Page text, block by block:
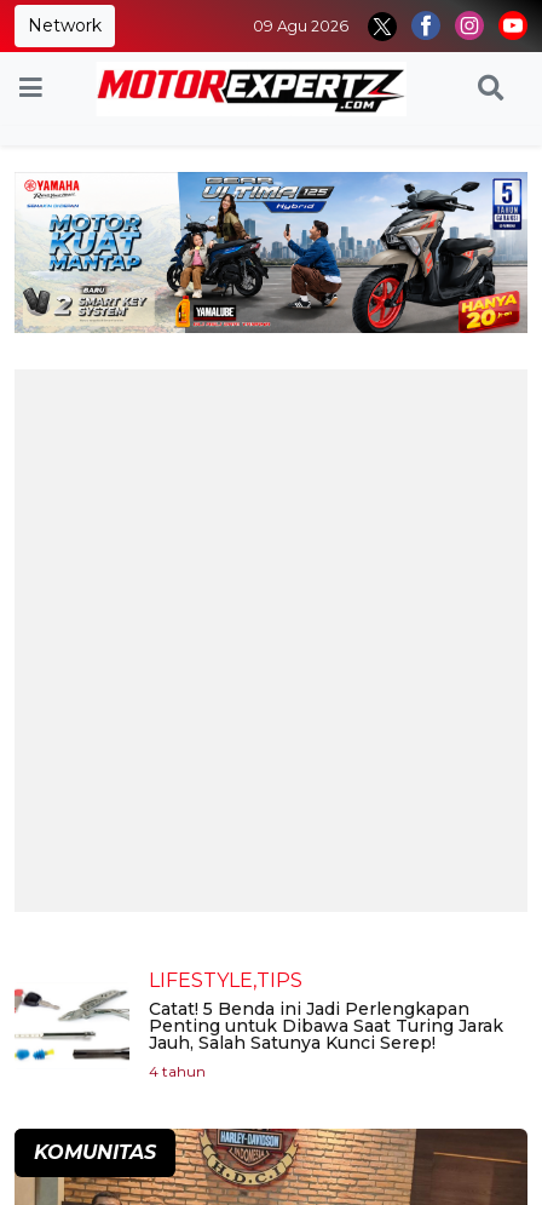
Network 09 Agu 2026
LIFESTYLE,TIPS
Catat! 5 Benda ini Jadi Perlengkapan
Penting untuk Dibawa Saat Turing Jarak
Jauh, Salah Satunya Kunci Serep!
4 tahun
KOMUNITAS